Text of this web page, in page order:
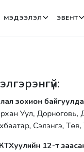
МЭДЭЭЛЭЛ ЭВЕНТ
зохион
Уул, Дорноговь,
Сэлэнгэ,
12-т